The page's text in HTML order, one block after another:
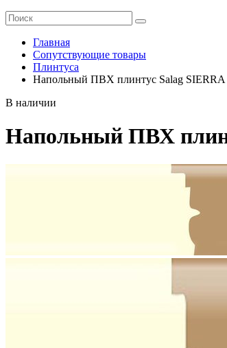
Главная
Сопутствующие товары
Плинтуса
Напольный ПВХ плинтус Salag SIERRA
В наличии
Напольный ПВХ